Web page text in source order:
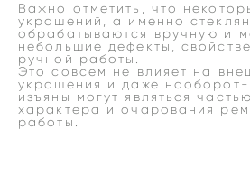
Важно отметить, что
украшений, а именно
обрабатываются вручную и
небольшие дефекты,
ручной работы.
Это совсем не влияет на
украшения и даже наоборот-
изъяны могут являться
характера и очарования
работы.